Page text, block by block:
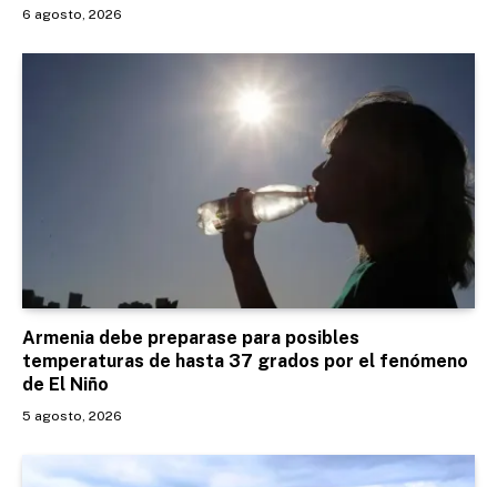
6 agosto, 2026
Armenia debe preparase para posibles
temperaturas de hasta 37 grados por el fenómeno
de El Niño
5 agosto, 2026